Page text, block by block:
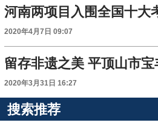
河南两项目入围全国十大
2020年4月7日 09:07
2020年3月31日 16:27
搜索推荐